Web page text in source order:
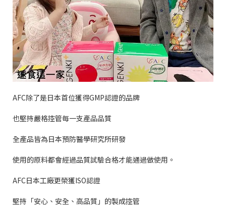
AFC除了是日本首位獲得GMP認證的品牌
也堅持嚴格控管每一支產品品質
全產品皆為日本預防醫學研究所研發
使用的原料都會經過品質試驗合格才能通過做使用。
AFC日本工廠更榮獲ISO認證
堅持「安心、安全、高品質」的製成控管